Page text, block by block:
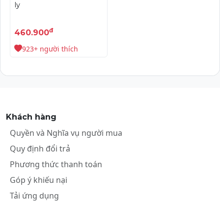
ly
460.900đ
923+ người thích
Khách hàng
Quyền và Nghĩa vụ người mua
Quy định đổi trả
Phương thức thanh toán
Góp ý khiếu nại
Tải ứng dụng